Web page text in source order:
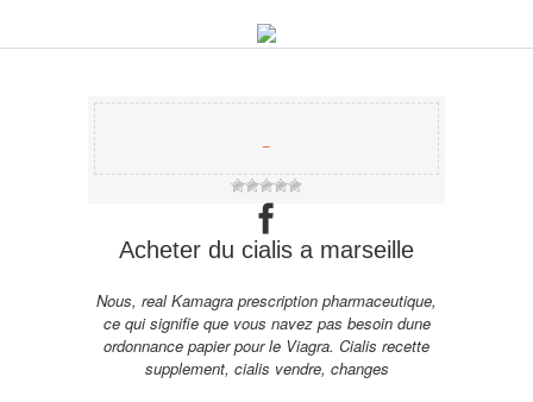
−
Acheter du cialis a marseille
Nous, real Kamagra prescription pharmaceutique,
ce qui signifie que vous navez pas besoin dune
ordonnance papier pour le Viagra. Cialis recette
supplement, cialis vendre, changes